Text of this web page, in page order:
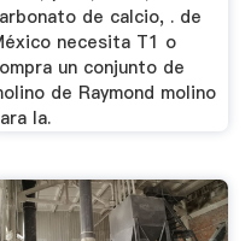
de calcio, . de
necesita T1 o
un conjunto de
de Raymond molino
la.